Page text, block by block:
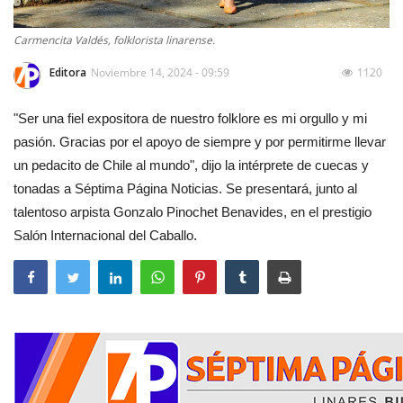
Carmencita Valdés, folklorista linarense.
Editora Noviembre 14, 2024 - 09:59 1120
"Ser una fiel expositora de nuestro folklore es mi orgullo y mi
pasión. Gracias por el apoyo de siempre y por permitirme llevar
un pedacito de Chile al mundo", dijo la intérprete de cuecas y
tonadas a Séptima Página Noticias. Se presentará, junto al
talentoso arpista Gonzalo Pinochet Benavides, en el prestigio
Salón Internacional del Caballo.